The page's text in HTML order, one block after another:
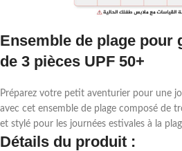
Ensemble de plage pour
de 3 pièces UPF 50+
Préparez votre petit aventurier pour une
avec cet ensemble de plage composé de
et stylé pour les journées estivales à la
Détails du produit :